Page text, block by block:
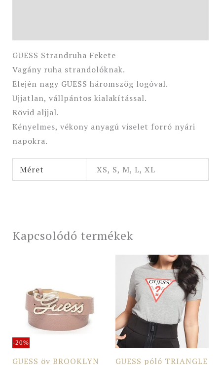
GUESS Strandruha Fekete
Vagány ruha strandolóknak.
Elején nagy GUESS háromszög logóval.
Ujjatlan, vállpántos kialakítással.
Rövid aljjal.
Kényelmes, vékony anyagú viselet forró nyári
napokra.
Méret XS, S, M, L, XL
Kapcsolódó termékek
-20%
GUESS öv BROOKLYN
990 Ft.
590 Ft.
GUESS póló TRIANGLE